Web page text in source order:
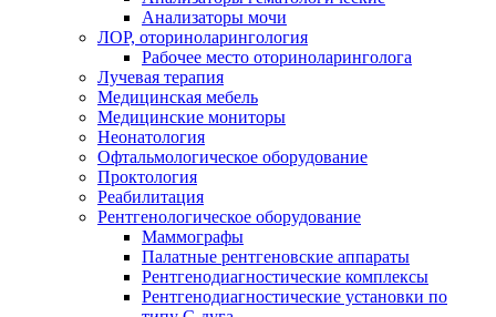
Анализаторы мочи
ЛОР, оториноларингология
Рабочее место оториноларинголога
Лучевая терапия
Медицинская мебель
Медицинские мониторы
Неонатология
Офтальмологическое оборудование
Проктология
Реабилитация
Рентгенологическое оборудование
Маммографы
Палатные рентгеновские аппараты
Рентгенодиагностические комплексы
Рентгенодиагностические установки по